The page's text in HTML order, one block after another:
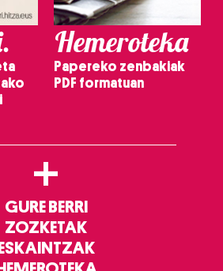
Hemeroteka
Papereko zenbakiak
PDF formatuan
+
GURE BERRI
ZOZKETAK
ESKAINTZAK